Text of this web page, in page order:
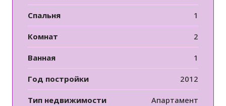
Спальня 1
Комнат 2
Ванная 1
Год постройки 2012
Тип недвижимости Апартамент